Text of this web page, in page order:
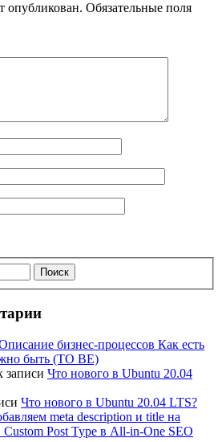
опубликован. Обязательные поля
бизнес-процессов Как есть
быть (TO BE)
записи Что нового в Ubuntu 20.04
Что нового в Ubuntu 20.04 LTS?
meta description и title на
Custom Post Type в All-in-One SEO